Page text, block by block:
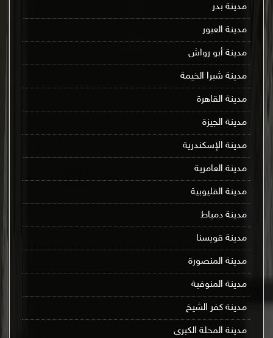
مدينة بدر
مدينة العبور
مدينة أبو رواش
مدينة شبرا الخيمة
مدينة القاهرة
مدينة الجيزة
مدينة الإسكندرية
مدينة العامرية
مدينة القليوبية
مدينة دمياط
مدينة قويسنا
مدينة المنصورة
مدينة المنوفية
مدينة كفر الشيخ
مدينة المحلة الكبرى